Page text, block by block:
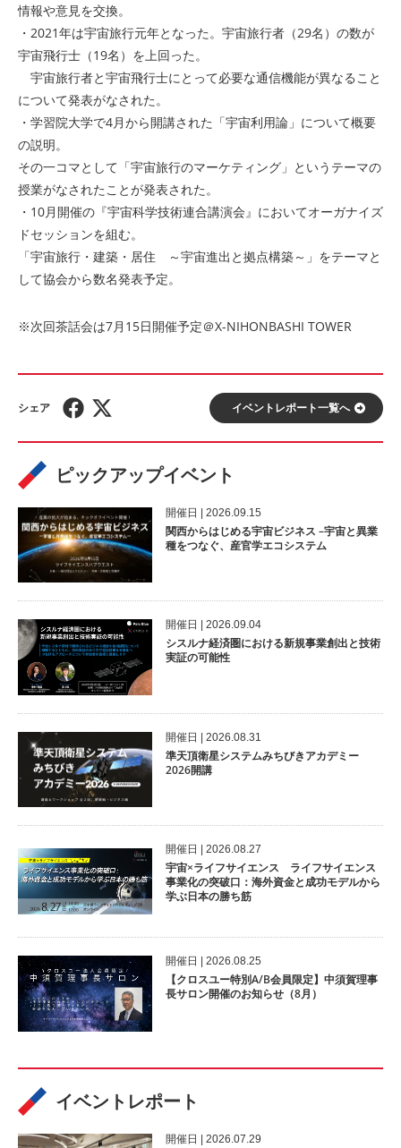
情報や意見を交換。
・2021年は宇宙旅行元年となった。宇宙旅行者（29名）の数が
宇宙飛行士（19名）を上回った。
宇宙旅行者と宇宙飛行士にとって必要な通信機能が異なること
について発表がなされた。
・学習院大学で4月から開講された「宇宙利用論」について概要
の説明。
その一コマとして「宇宙旅行のマーケティング」というテーマの
授業がなされたことが発表された。
・10月開催の『宇宙科学技術連合講演会』においてオーガナイズ
ドセッションを組む。
「宇宙旅行・建築・居住 ～宇宙進出と拠点構築～」をテーマと
して協会から数名発表予定。
※次回茶話会は7月15日開催予定＠X-NIHONBASHI TOWER
イベントレポート⼀覧へ
ピックアップイベント
開催⽇ | 2026.09.15
関西からはじめる宇宙ビジネス –宇宙と異業
種をつなぐ、産官学エコシステム
開催⽇ | 2026.09.04
シスルナ経済圏における新規事業創出と技術
実証の可能性
開催⽇ | 2026.08.31
準天頂衛星システムみちびきアカデミー
2026開講
開催⽇ | 2026.08.27
宇宙×ライフサイエンス ライフサイエンス
事業化の突破口：海外資金と成功モデルから
学ぶ日本の勝ち筋
開催⽇ | 2026.08.25
【クロスユー特別A/B会員限定】中須賀理事
長サロン開催のお知らせ（8月）
イベントレポート
開催⽇ | 2026.07.29